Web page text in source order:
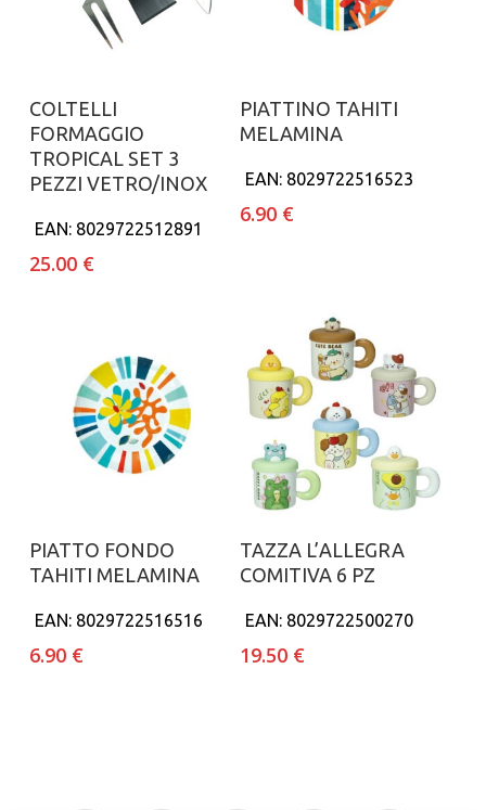
Aggiungi al carrello
COLTELLI
FORMAGGIO
TROPICAL SET 3
PEZZI VETRO/INOX
EAN: 8029722512891
25.00 €
Aggiungi al carrello
PIATTINO TAHITI
MELAMINA
EAN: 8029722516523
6.90 €
Aggiungi al carrello
PIATTO FONDO
TAHITI MELAMINA
EAN: 8029722516516
6.90 €
Aggiungi al carrello
TAZZA L’ALLEGRA
COMITIVA 6 PZ
EAN: 8029722500270
19.50 €